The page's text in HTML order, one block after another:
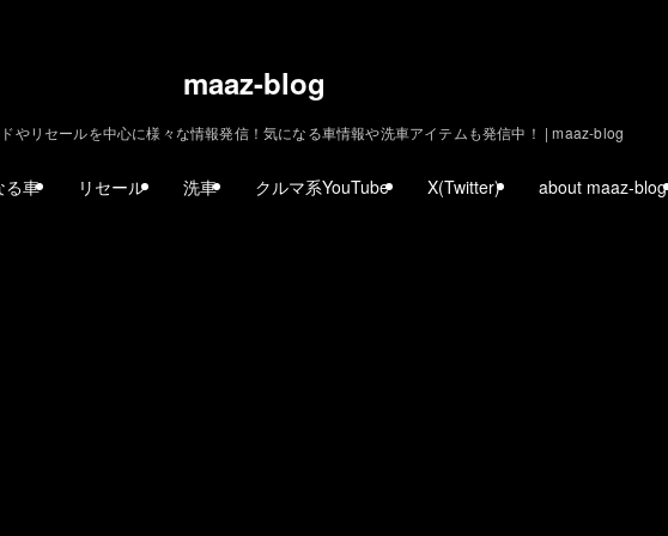
maaz-blog
やリセールを中心に様々な情報発信！気になる車情報や洗車アイテムも発信中！ | maaz-blog
る車 リセール 洗車 クルマ系YouTube X(Twitter) about maaz-blog